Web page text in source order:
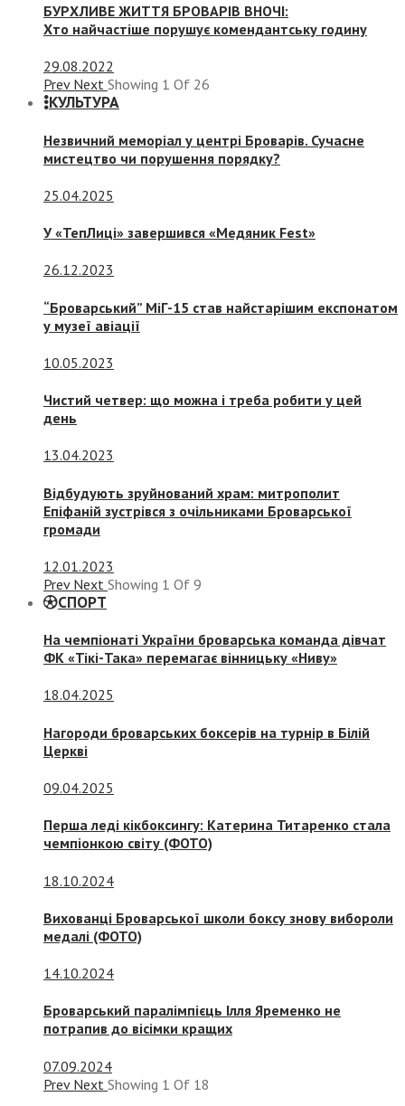
БУРХЛИВЕ ЖИТТЯ БРОВАРІВ ВНОЧІ:
Хто найчастіше порушує комендантську годину
29.08.2022
Prev Next Showing 1 Of 26
КУЛЬТУРА
Незвичний меморіал у центрі Броварів. Сучасне
мистецтво чи порушення порядку?
25.04.2025
У «ТепЛиці» завершився «Медяник Fest»
26.12.2023
“Броварський” МіГ-15 став найстарішим експонатом
у музеї авіації
10.05.2023
Чистий четвер: що можна і треба робити у цей
день
13.04.2023
Відбудують зруйнований храм: митрополит
Епіфаній зустрівся з очільниками Броварської
громади
12.01.2023
Prev Next Showing 1 Of 9
СПОРТ
На чемпіонаті України броварська команда дівчат
ФК «Тікі-Така» перемагає вінницьку «Ниву»
18.04.2025
Нагороди броварських боксерів на турнір в Білій
Церкві
09.04.2025
Перша леді кікбоксингу: Катерина Титаренко стала
чемпіонкою світу (ФОТО)
18.10.2024
Вихованці Броварської школи боксу знову вибороли
медалі (ФОТО)
14.10.2024
Броварський паралімпієць Ілля Яременко не
потрапив до вісімки кращих
07.09.2024
Prev Next Showing 1 Of 18